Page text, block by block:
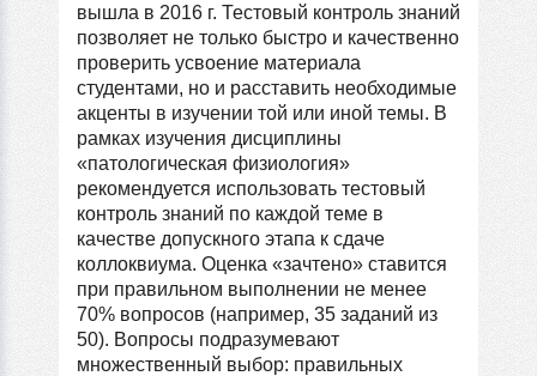
вышла в 2016 г. Тестовый контроль знаний
позволяет не только быстро и качественно
проверить усвоение материала
студентами, но и расставить необходимые
акценты в изучении той или иной темы. В
рамках изучения дисциплины
«патологическая физиология»
рекомендуется использовать тестовый
контроль знаний по каждой теме в
качестве допускного этапа к сдаче
коллоквиума. Оценка «зачтено» ставится
при правильном выполнении не менее
70% вопросов (например, 35 заданий из
50). Вопросы подразумевают
множественный выбор: правильных